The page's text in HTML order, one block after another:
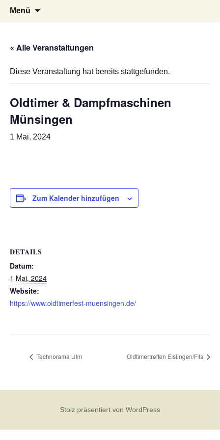
schurwald-classic
Oldtimertreffen in Baltmannsweiler am
16.08.2020
Menü
« Alle Veranstaltungen
Diese Veranstaltung hat bereits stattgefunden.
Oldtimer & Dampfmaschinen
Münsingen
1 Mai, 2024
Zum Kalender hinzufügen
DETAILS
Datum:
1 Mai, 2024
Website:
https://www.oldtimerfest-muensingen.de/
Technorama Ulm Oldtimertreffen Eislingen/Fils
Stolz präsentiert von WordPress